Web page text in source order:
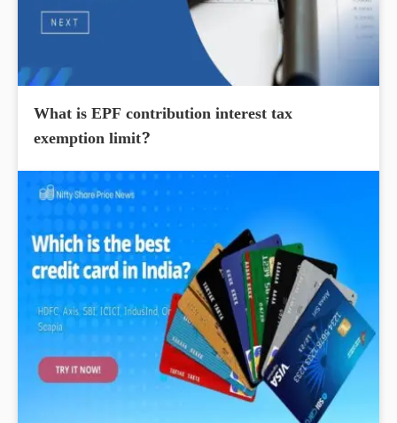
What is EPF contribution interest tax
exemption limit?